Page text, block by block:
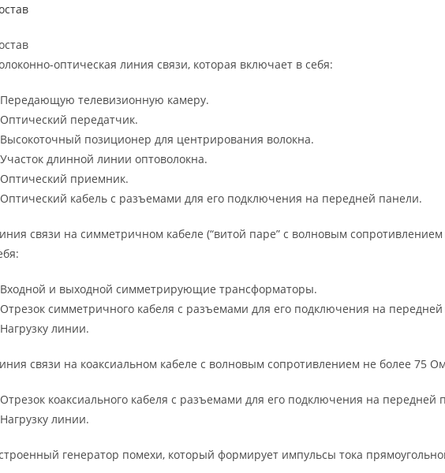
оптическая линия связи, которая включает в себя:
телевизионную камеру.
передатчик.
позиционер для центрирования волокна.
длинной линии оптоволокна.
приемник.
кабель с разъемами для его подключения на передней панели.
связи на симметричном кабеле (“витой паре” с волновым
и выходной симметрирующие трансформаторы.
симметричного кабеля с разъемами для его подключения на
линии.
связи на коаксиальном кабеле с волновым сопротивлением не более 75
коаксиального кабеля с разъемами для его подключения на передней
линии.
генератор помехи, который формирует импульсы тока